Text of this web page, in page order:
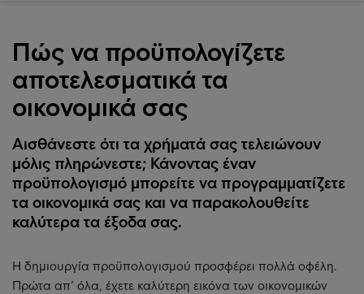
Πώς να προϋπολογίζετε
αποτελεσματικά τα
οικονομικά σας
Αισθάνεστε ότι τα χρήματά σας τελειώνουν
μόλις πληρώνεστε; Κάνοντας έναν
προϋπολογισμό μπορείτε να προγραμματίζετε
τα οικονομικά σας και να παρακολουθείτε
καλύτερα τα έξοδα σας.
Η δημιουργία προϋπολογισμού προσφέρει πολλά οφέλη.
Πρώτα απ’ όλα, έχετε καλύτερη εικόνα των οικονομικών